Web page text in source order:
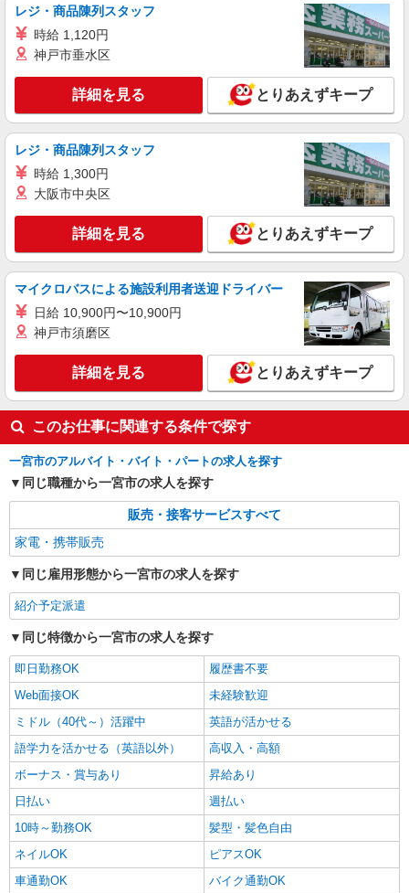
月給 201000円 〜231000円（経験・能力によ
る） 固定残業代: 11000円 〜11000円（7時間相
当） ＊時間外手当は時間外労働の有無にかかわら
ず、固定残業代として支給し、相当時間を超える
時間外労働分は法定どおり追加で支給します。 ■
その他賞与 年2回昇給 年1回販売手当、資格手当
扶養家族手当年末年始手当バースデー手当 ★交通
費全額支給 ゜+゜・。○。・゜+゜・。○。・゜+゜
入社祝い金10万円支給(規定有) お友達を紹介頂く
と, インセンティブ支給(規定有) ゜・。○。・゜
愛知県一宮市のsoftbankショップ
キープ 詳細を見る
レジ・商品陳列スタッフ
時給 1,120円
神戸市垂水区
詳細を見る とりあえずキープ
レジ・商品陳列スタッフ
時給 1,300円
大阪市中央区
詳細を見る とりあえずキープ
マイクロバスによる施設利用者送迎ドライバー
日給 10,900円〜10,900円
神戸市須磨区
詳細を見る とりあえずキープ
このお仕事に関連する条件で探す
一宮市のアルバイト・バイト・パートの求人を探す
同じ職種から一宮市の求人を探す
販売・接客サービスすべて
家電・携帯販売
同じ雇用形態から一宮市の求人を探す
紹介予定派遣
同じ特徴から一宮市の求人を探す
即日勤務OK
履歴書不要
Web面接OK
未経験歓迎
ミドル（40代～）活躍中
英語が活かせる
語学力を活かせる（英語以外）
高収入・高額
ボーナス・賞与あり
昇給あり
日払い
週払い
10時～勤務OK
髪型・髪色自由
ネイルOK
ピアスOK
車通勤OK
バイク通勤OK